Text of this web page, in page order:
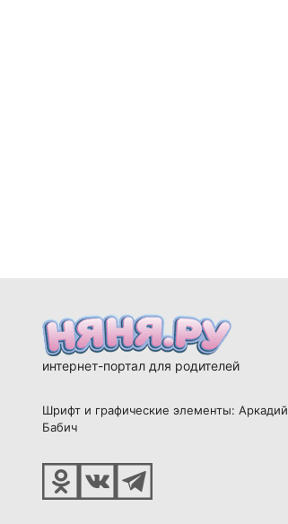
интернет-портал для родителей
Шрифт и графические элементы: Аркадий
Бабич